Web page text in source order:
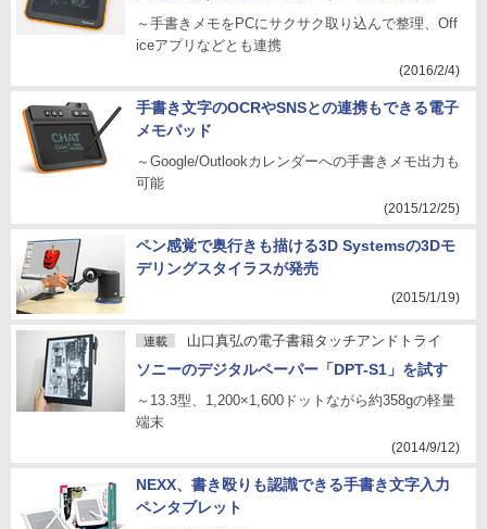
～手書きメモをPCにサクサク取り込んで整理、Off
iceアプリなどとも連携
(2016/2/4)
手書き文字のOCRやSNSとの連携もできる電子
メモパッド
～Google/Outlookカレンダーへの手書きメモ出力も
可能
(2015/12/25)
ペン感覚で奥行きも描ける3D Systemsの3Dモ
デリングスタイラスが発売
(2015/1/19)
連載 山口真弘の電子書籍タッチアンドトライ
ソニーのデジタルペーパー「DPT-S1」を試す
～13.3型、1,200×1,600ドットながら約358gの軽量
端末
(2014/9/12)
NEXX、書き殴りも認識できる手書き文字入力
ペンタブレット